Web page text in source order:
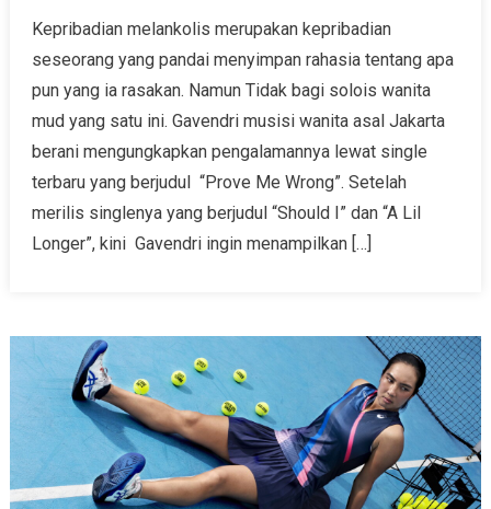
Kepribadian melankolis merupakan kepribadian
seseorang yang pandai menyimpan rahasia tentang apa
pun yang ia rasakan. Namun Tidak bagi solois wanita
mud yang satu ini. Gavendri musisi wanita asal Jakarta
berani mengungkapkan pengalamannya lewat single
terbaru yang berjudul “Prove Me Wrong”. Setelah
merilis singlenya yang berjudul “Should I” dan “A Lil
Longer”, kini Gavendri ingin menampilkan […]